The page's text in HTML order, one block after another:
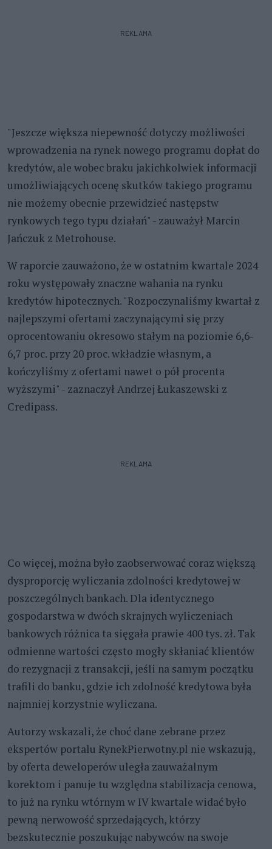
REKLAMA
"Jeszcze większa niepewność dotyczy możliwości
wprowadzenia na rynek nowego programu dopłat do
kredytów, ale wobec braku jakichkolwiek informacji
umożliwiających ocenę skutków takiego programu
nie możemy obecnie przewidzieć następstw
rynkowych tego typu działań" - zauważył Marcin
Jańczuk z Metrohouse.
W raporcie zauważono, że w ostatnim kwartale 2024
roku występowały znaczne wahania na rynku
kredytów hipotecznych. "Rozpoczynaliśmy kwartał z
najlepszymi ofertami zaczynającymi się przy
oprocentowaniu okresowo stałym na poziomie 6,6-
6,7 proc. przy 20 proc. wkładzie własnym, a
kończyliśmy z ofertami nawet o pół procenta
wyższymi" - zaznaczył Andrzej Łukaszewski z
Credipass.
REKLAMA
Co więcej, można było zaobserwować coraz większą
dysproporcję wyliczania zdolności kredytowej w
poszczególnych bankach. Dla identycznego
gospodarstwa w dwóch skrajnych wyliczeniach
bankowych różnica ta sięgała prawie 400 tys. zł. Tak
odmienne wartości często mogły skłaniać klientów
do rezygnacji z transakcji, jeśli na samym początku
trafili do banku, gdzie ich zdolność kredytowa była
najmniej korzystnie wyliczana.
Autorzy wskazali, że choć dane zebrane przez
ekspertów portalu RynekPierwotny.pl nie wskazują,
by oferta deweloperów uległa zauważalnym
korektom i panuje tu względna stabilizacja cenowa,
to już na rynku wtórnym w IV kwartale widać było
pewną nerwowość sprzedających, którzy
bezskutecznie poszukując nabywców na swoje